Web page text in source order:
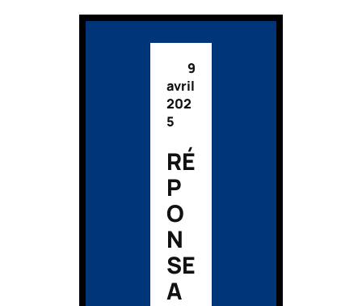
9
avril
202
5
RÉ
P
O
N
SE
A